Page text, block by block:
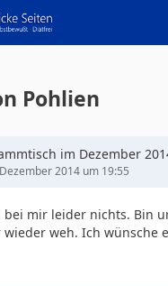
Pohlien
im Dezember
2014 um 19:55
bei mir leider nichts. Bin
weh. Ich wünsche